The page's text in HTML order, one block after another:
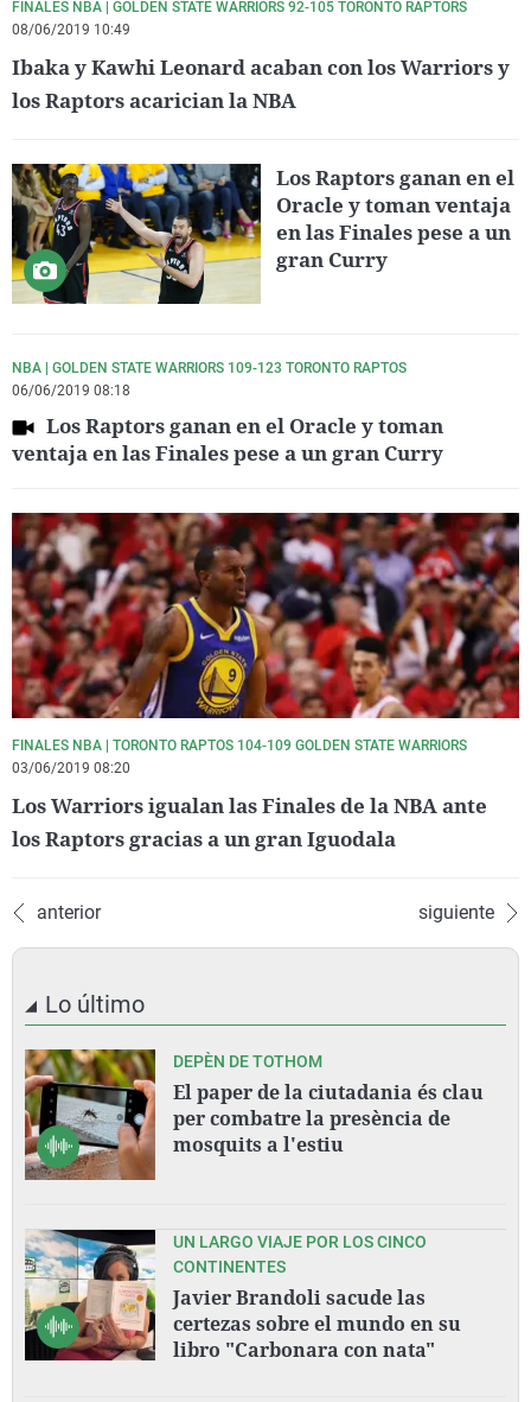
FINALES NBA | GOLDEN STATE WARRIORS 92-105 TORONTO RAPTORS
08/06/2019 10:49
Ibaka y Kawhi Leonard acaban con los Warriors y
los Raptors acarician la NBA
Los Raptors ganan en el
Oracle y toman ventaja
en las Finales pese a un
gran Curry
NBA | GOLDEN STATE WARRIORS 109-123 TORONTO RAPTOS
06/06/2019 08:18
Los Raptors ganan en el Oracle y toman
ventaja en las Finales pese a un gran Curry
FINALES NBA | TORONTO RAPTOS 104-109 GOLDEN STATE WARRIORS
03/06/2019 08:20
Los Warriors igualan las Finales de la NBA ante
los Raptors gracias a un gran Iguodala
anterior siguiente
Lo último
DEPÈN DE TOTHOM
El paper de la ciutadania és clau
per combatre la presència de
mosquits a l'estiu
UN LARGO VIAJE POR LOS CINCO
CONTINENTES
Javier Brandoli sacude las
certezas sobre el mundo en su
libro "Carbonara con nata"